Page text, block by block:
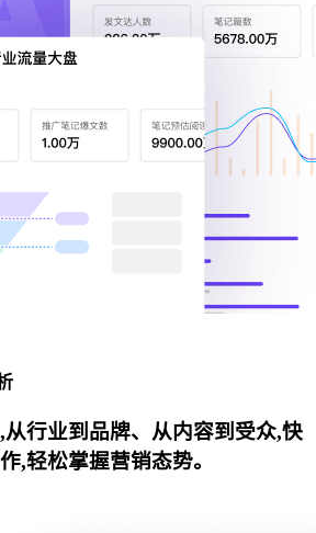
行业到品牌、从内容到受众,快
,轻松掌握营销态势。